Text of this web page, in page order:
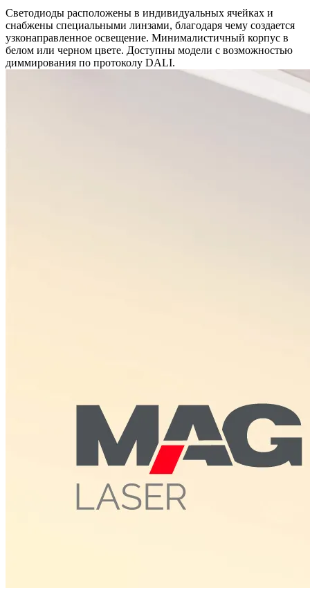
Светодиоды расположены в индивидуальных ячейках и
снабжены специальными линзами, благодаря чему создается
узконаправленное освещение. Минималистичный корпус в
белом или черном цвете. Доступны модели с возможностью
диммирования по протоколу DALI.